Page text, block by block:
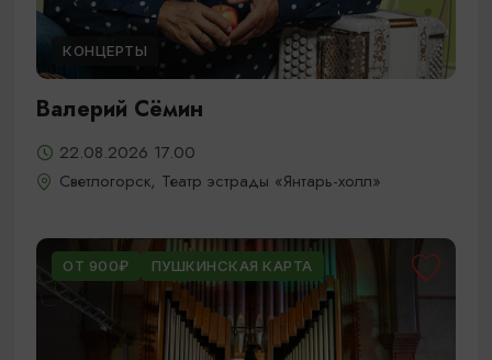
КОНЦЕРТЫ
Валерий Сёмин
22.08.2026 17.00
Светлогорск, Театр эстрады «Янтарь-холл»
ОТ 900₽ ПУШКИНСКАЯ КАРТА